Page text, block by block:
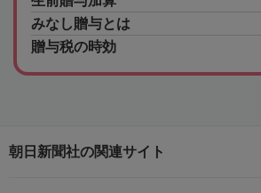
みなし贈与とは
贈与税の時効
朝日新聞社の関連サイト